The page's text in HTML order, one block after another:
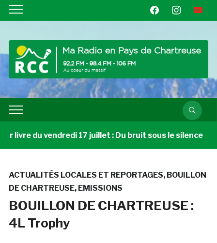
facebookinstagramyoutube
livre du vendredi 17 juillet : Du bruit sous le silence
ACTUALITÉS LOCALES ET REPORTAGES, BOUILLON
DE CHARTREUSE, EMISSIONS
BOUILLON DE CHARTREUSE :
4L Trophy